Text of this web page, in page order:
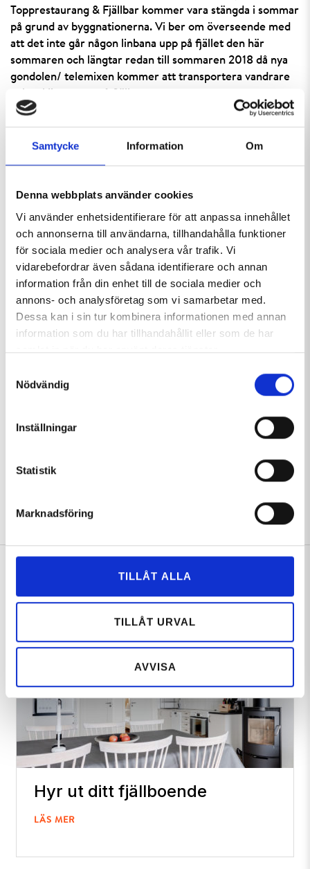
Samtycke Information Om
Denna webbplats använder cookies
Vi använder enhetsidentifierare för att anpassa innehållet
och annonserna till användarna, tillhandahålla funktioner
för sociala medier och analysera vår trafik. Vi
vidarebefordrar även sådana identifierare och annan
information från din enhet till de sociala medier och
annons- och analysföretag som vi samarbetar med.
Dessa kan i sin tur kombinera informationen med annan
information som du har tillhandahållit eller som de har
samlat in när du har använt deras tjänster.
Nödvändig
Inställningar
Statistik
Marknadsföring
TILLÅT ALLA
TILLÅT URVAL
AVVISA
Topprestaurang & Fjällbar kommer vara stängda i sommar
på grund av byggnationerna. Vi ber om överseende med
att det inte går någon linbana upp på fjället den här
sommaren och längtar redan till sommaren 2018 då nya
gondolen/ telemixen kommer att transportera vandrare
LÄS MER OM HEMAVAN GONDOL & VISION 2025
Bilder
Nerplockningen av vinschar och
byglar har börjat.
Före. Om sex månader kommer
efterbilden.
Sök nyheter:
Du kanske även är
intresserad av:
Hyr ut ditt fjällboende
LÄS MER